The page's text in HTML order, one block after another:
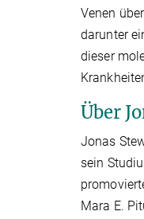
Venen
darunter
dieser
Über
Jonas
sein
Mara E.